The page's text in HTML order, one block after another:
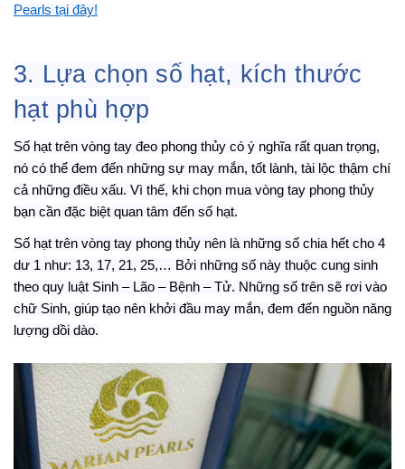
Pearls tại đây!
3. Lựa chọn số hạt, kích thước
hạt phù hợp
Số hạt trên vòng tay đeo phong thủy có ý nghĩa rất quan trọng,
nó có thể đem đến những sự may mắn, tốt lành, tài lộc thậm chí
cả những điều xấu. Vì thế, khi chọn mua vòng tay phong thủy
bạn cần đặc biệt quan tâm đến số hạt.
Số hạt trên vòng tay phong thủy nên là những số chia hết cho 4
dư 1 như: 13, 17, 21, 25,… Bởi những số này thuộc cung sinh
theo quy luật Sinh – Lão – Bệnh – Tử. Những số trên sẽ rơi vào
chữ Sinh, giúp tạo nên khởi đầu may mắn, đem đến nguồn năng
lượng dồi dào.